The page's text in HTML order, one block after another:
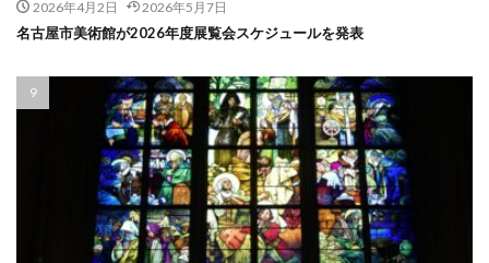
2026年4月2日 2026年5月7日
名古屋市美術館が2026年度展覧会スケジュールを発表